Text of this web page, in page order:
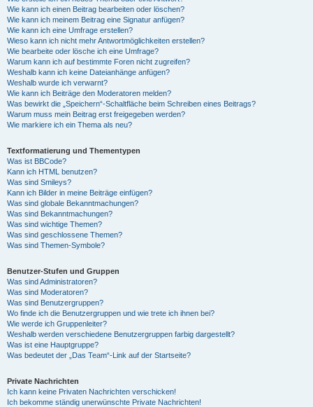
Wie kann ich einen Beitrag bearbeiten oder löschen?
Wie kann ich meinem Beitrag eine Signatur anfügen?
Wie kann ich eine Umfrage erstellen?
Wieso kann ich nicht mehr Antwortmöglichkeiten erstellen?
Wie bearbeite oder lösche ich eine Umfrage?
Warum kann ich auf bestimmte Foren nicht zugreifen?
Weshalb kann ich keine Dateianhänge anfügen?
Weshalb wurde ich verwarnt?
Wie kann ich Beiträge den Moderatoren melden?
Was bewirkt die „Speichern“-Schaltfläche beim Schreiben eines Beitrags?
Warum muss mein Beitrag erst freigegeben werden?
Wie markiere ich ein Thema als neu?
Textformatierung und Thementypen
Was ist BBCode?
Kann ich HTML benutzen?
Was sind Smileys?
Kann ich Bilder in meine Beiträge einfügen?
Was sind globale Bekanntmachungen?
Was sind Bekanntmachungen?
Was sind wichtige Themen?
Was sind geschlossene Themen?
Was sind Themen-Symbole?
Benutzer-Stufen und Gruppen
Was sind Administratoren?
Was sind Moderatoren?
Was sind Benutzergruppen?
Wo finde ich die Benutzergruppen und wie trete ich ihnen bei?
Wie werde ich Gruppenleiter?
Weshalb werden verschiedene Benutzergruppen farbig dargestellt?
Was ist eine Hauptgruppe?
Was bedeutet der „Das Team“-Link auf der Startseite?
Private Nachrichten
Ich kann keine Privaten Nachrichten verschicken!
Ich bekomme ständig unerwünschte Private Nachrichten!